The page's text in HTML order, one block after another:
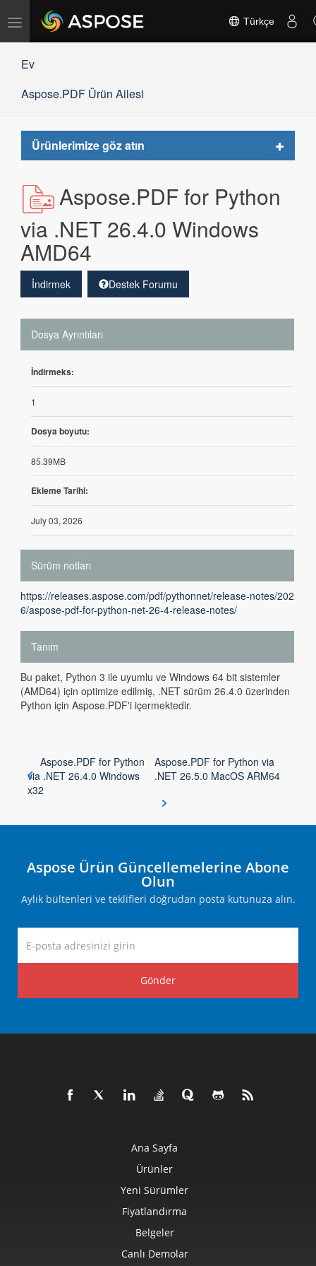
Gezinmeyi
Türkçe
Ev
Aspose.PDF Ürün Ailesi
Ürünlerimize göz atın
Toggle
Aspose.PDF for Python
via .NET 26.4.0 Windows
AMD64
İndirmek Destek Forumu
Dosya Ayrıntıları
İndirmeks:
1
Dosya boyutu:
85.39MB
Ekleme Tarihi:
July 03, 2026
Sürüm notları
https://releases.aspose.com/pdf/pythonnet/release-notes/202
6/aspose-pdf-for-python-net-26-4-release-notes/
Tanım
Bu paket, Python 3 ile uyumlu ve Windows 64 bit sistemler
(AMD64) için optimize edilmiş, .NET sürüm 26.4.0 üzerinden
Python için Aspose.PDF'i içermektedir.
Aspose.PDF for Python
via .NET 26.4.0 Windows
x32
Aspose.PDF for Python via
.NET 26.5.0 MacOS ARM64
Aspose Ürün Güncellemelerine Abone
Olun
Aylık bültenleri ve teklifleri doğrudan posta kutunuza alın.
Gönder
Ana Sayfa
Ürünler
Yeni Sürümler
Fiyatlandırma
Belgeler
Canlı Demolar